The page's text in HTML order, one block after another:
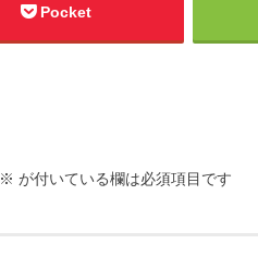
Pocket
※ が付いている欄は必須項目です